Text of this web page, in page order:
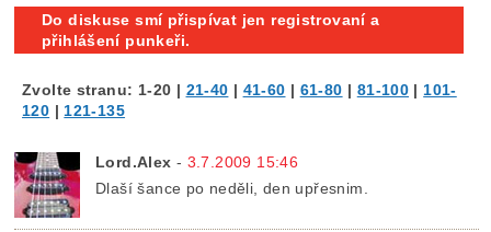
Do diskuse smí přispívat jen registrovaní a
přihlášení punkeři.
Zvolte stranu: 1-20 | 21-40 | 41-60 | 61-80 | 81-100 | 101-
120 | 121-135
Lord.Alex - 3.7.2009 15:46
Dlaší šance po neděli, den upřesnim.